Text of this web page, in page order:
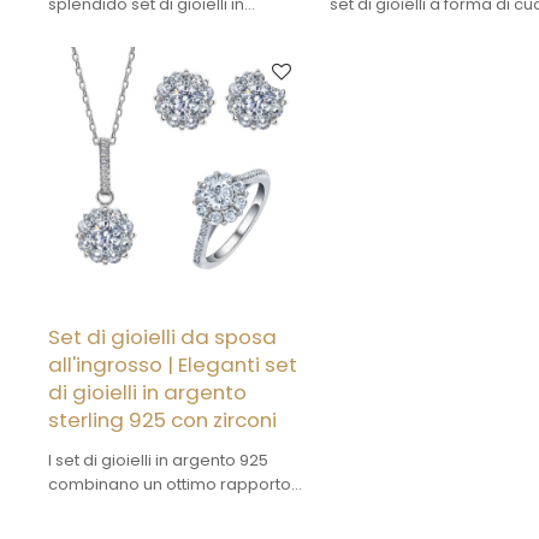
e vetro viola, un perfetto mix di
raffinatezza e fascino vibrante.
Set di gioielli da sposa
all'ingrosso | Eleganti set
di gioielli in argento
sterling 925 con zirconi
I set di gioielli in argento 925
combinano un ottimo rapporto